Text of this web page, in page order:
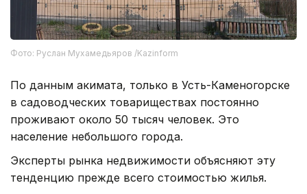
Фото: Руслан Мухамедьяров /Kazinform
По данным акимата, только в Усть-Каменогорске
в садоводческих товариществах постоянно
проживают около 50 тысяч человек. Это
население небольшого города.
Эксперты рынка недвижимости объясняют эту
тенденцию прежде всего стоимостью жилья.